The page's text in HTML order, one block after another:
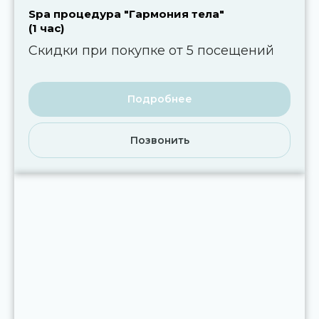
Spa процедура "Гармония тела"
(1 час)
Скидки при покупке от 5 посещений
Подробнее
Позвонить